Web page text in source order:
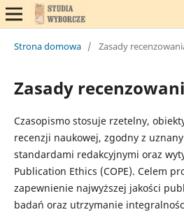
Strona domowa / Zasady
Zasady
Czasopismo stosuje rzetelny,
recenzji naukowej, zgodny z
standardami redakcyjnymi oraz
Publication Ethics (COPE). Celem
zapewnienie najwyższej jakości
badań oraz utrzymanie